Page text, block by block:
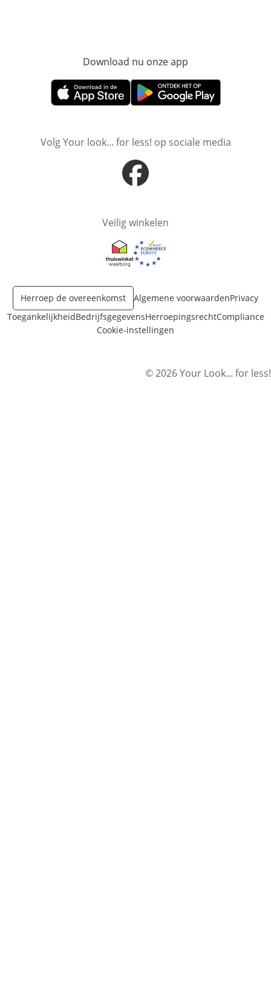
Download nu onze app
Opent in nieuw vensterOpent in nieuw venster
Volg Your look... for less! op sociale media
Opent in nieuw venster
Veilig winkelen
Opent in nieuw venster
Opent in nieuw venster
Herroep de overeenkomst Algemene voorwaardenPrivacy
ToegankelijkheidBedrijfsgegevensHerroepingsrechtCompliance
Cookie-instellingen
© 2026 Your Look... for less!